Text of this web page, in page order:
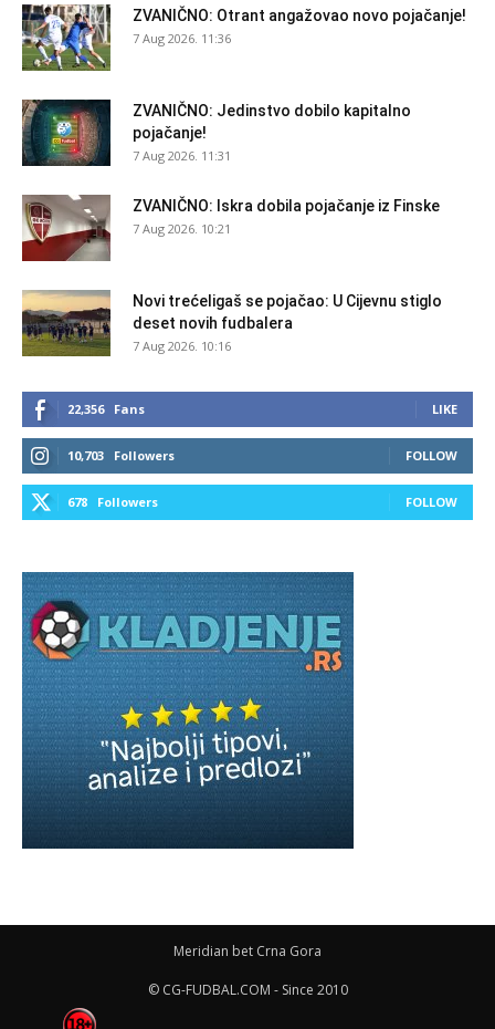
ZVANIČNO: Otrant angažovao novo pojačanje!
7 Aug 2026. 11:36
ZVANIČNO: Jedinstvo dobilo kapitalno
pojačanje!
7 Aug 2026. 11:31
ZVANIČNO: Iskra dobila pojačanje iz Finske
7 Aug 2026. 10:21
Novi trećeligaš se pojačao: U Cijevnu stiglo
deset novih fudbalera
7 Aug 2026. 10:16
22,356 Fans LIKE
10,703 Followers FOLLOW
678 Followers FOLLOW
Meridian bet Crna Gora
© CG-FUDBAL.COM - Since 2010